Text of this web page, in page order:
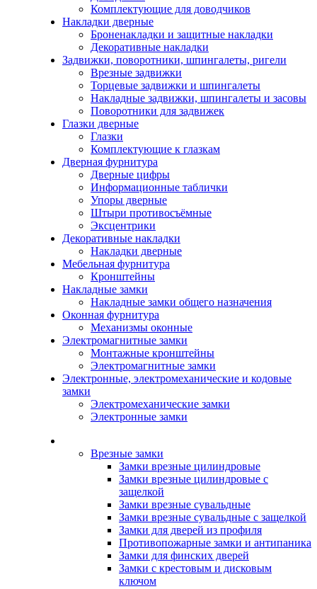
Комплектующие для доводчиков
Накладки дверные
Броненакладки и защитные накладки
Декоративные накладки
Задвижки, поворотники, шпингалеты, ригели
Врезные задвижки
Торцевые задвижки и шпингалеты
Накладные задвижки, шпингалеты и засовы
Поворотники для задвижек
Глазки дверные
Глазки
Комплектующие к глазкам
Дверная фурнитура
Дверные цифры
Информационные таблички
Упоры дверные
Штыри противосъёмные
Эксцентрики
Декоративные накладки
Накладки дверные
Мебельная фурнитура
Кронштейны
Накладные замки
Накладные замки общего назначения
Оконная фурнитура
Механизмы оконные
Электромагнитные замки
Монтажные кронштейны
Электромагнитные замки
Электронные, электромеханические и кодовые
замки
Электромеханические замки
Электронные замки
Врезные замки
Замки врезные цилиндровые
Замки врезные цилиндровые с
защелкой
Замки врезные сувальдные
Замки врезные сувальдные с защелкой
Замки для дверей из профиля
Противопожарные замки и антипаника
Замки для финских дверей
Замки с крестовым и дисковым
ключом